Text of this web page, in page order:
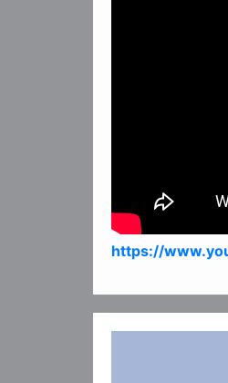
https://